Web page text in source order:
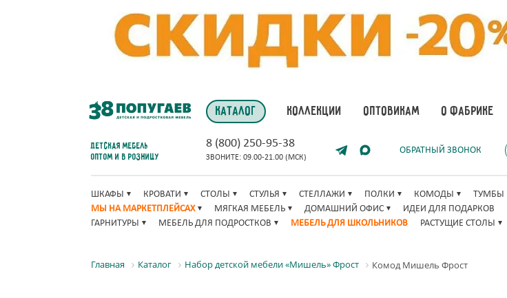
КАТАЛОГ КОЛЛЕКЦИИ ОПТОВИКАМ О ФАБРИКЕ
Детская мебель
оптом и в розницу
8 (800) 250-95-38
ЗВОНИТЕ: 09.00-21.00 (МСК)
ОБРАТНЫЙ ЗВОНОК
ШКАФЫ КРОВАТИ СТОЛЫ СТУЛЬЯ СТЕЛЛАЖИ ПОЛКИ КОМОДЫ ТУМБЫ
МЫ НА МАРКЕТПЛЕЙСАХ
МЯГКАЯ МЕБЕЛЬ ДОМАШНИЙ ОФИС ИДЕИ ДЛЯ ПОДАРКОВ
ГАРНИТУРЫ
МЕБЕЛЬ ДЛЯ ПОДРОСТКОВ МЕБЕЛЬ ДЛЯ ШКОЛЬНИКОВ РАСТУЩИЕ СТОЛЫ
Главная Каталог Набор детской мебели «Мишель» Фрост Комод Мишель Фрост